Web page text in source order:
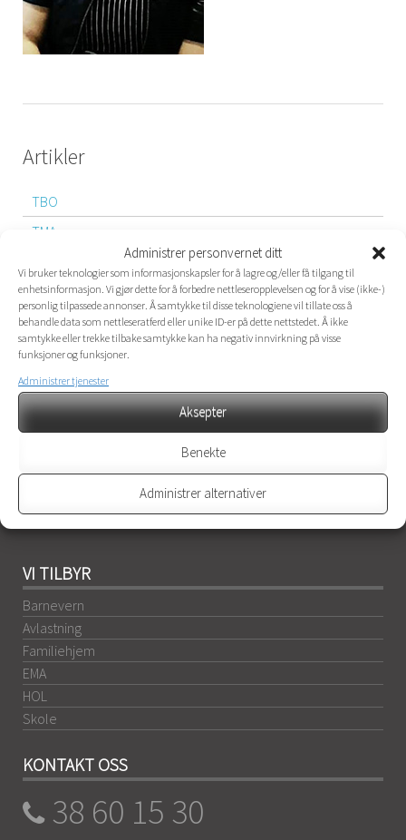
Administrer personvernet ditt
Vi bruker teknologier som informasjonskapsler for å lagre og/eller få tilgang til
enhetsinformasjon. Vi gjør dette for å forbedre nettleseropplevelsen og for å vise (ikke-)
personlig tilpassede annonser. Å samtykke til disse teknologiene vil tillate oss å
behandle data som nettleseratferd eller unike ID-er på dette nettstedet. Å ikke
samtykke eller trekke tilbake samtykke kan ha negativ innvirkning på visse
funksjoner og funksjoner.
Administrer tjenester
Aksepter
Benekte
Administrer alternativer
Artikler
TBO
TMA
DEN SKREDDERSYDDE ENHET
Vi kan tilby bo og behandlingstilbud for ungdom mellom 13 –
18 (23) år med alvorlige atferds utfordringer,
lettere/moderat rus og psykiatri. I tillegg tilbyr vi ulike
endringstiltak for familier, ulike akuttiltak, familiehjem og
tiltaket i størst mulig grad i samråd med våre
samarbeidspartnere.
VI TILBYR
Barnevern
Avlastning
Familiehjem
EMA
HOL
Skole
KONTAKT OSS
38 60 15 30